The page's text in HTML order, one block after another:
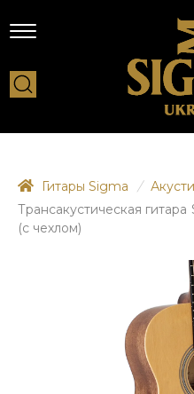
Гитары Sigma /
Трансакустическая
(с чехлом)